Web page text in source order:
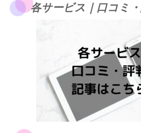
各サービス｜口コミ